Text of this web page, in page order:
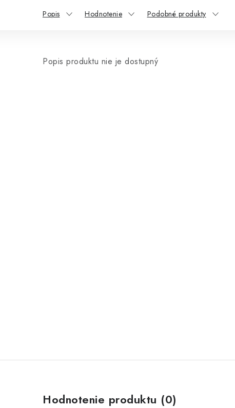
Popis Hodnotenie Podobné produkty
Popis produktu nie je dostupný
Hodnotenie produktu (0)